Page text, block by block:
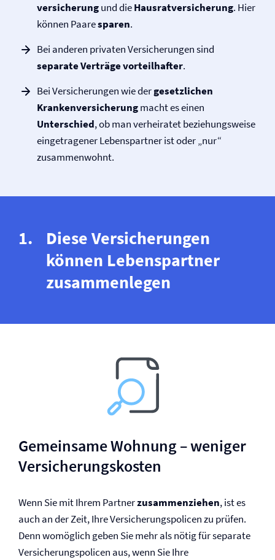
versicherungund dieHausrat­versicherung. Hier
können Paaresparen.
Bei anderen privaten Versicherungen sind
separate Verträge vorteilhafter.
Bei Versicherungen wie dergesetzlichen
Kranken­versicherungmacht es einen
Unterschied, ob man verheiratet beziehungsweise
eingetragener Lebenspartner ist oder „nur“
zusammenwohnt.
Diese Versicherungen
können Lebenspartner
zusammenlegen
Gemeinsame Wohnung – weniger
Versicherungskosten
Wenn Sie mit Ihrem Partnerzusammenziehen, ist es
auch an der Zeit, Ihre Versicherungspolicen zu prüfen.
Denn womöglich geben Sie mehr als nötig für separate
Versicherungspolicen aus, wenn Sie Ihre